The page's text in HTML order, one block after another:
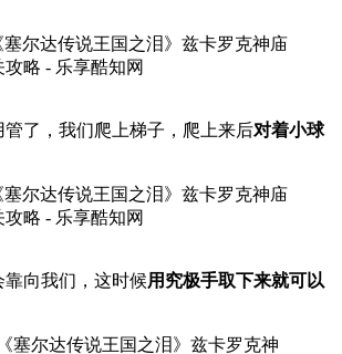
管了，我们爬上梯子，爬上来后对着小球
向我们，这时候用究极手取下来就可以